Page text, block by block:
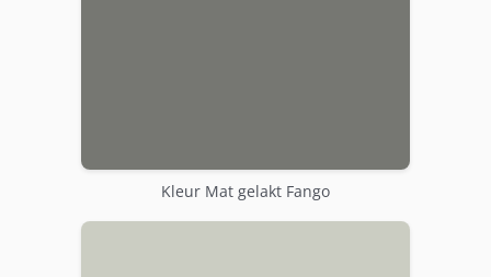
Kleur Mat gelakt Fango